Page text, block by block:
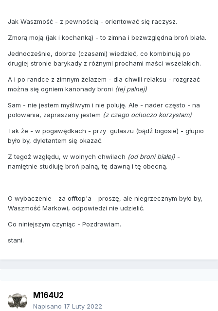
Jak Waszmość - z pewnością - orientować się raczysz.
Zmorą moją (jak i kochanką) - to zimna i bezwzględna broń biała.
Jednocześnie, dobrze (czasami) wiedzieć, co kombinują po
drugiej stronie barykady z różnymi prochami maści wszelakich.
A i po randce z zimnym żelazem - dla chwili relaksu - rozgrzać
można się ogniem kanonady broni (tej palnej)
Sam - nie jestem myśliwym i nie poluję. Ale - nader często - na
polowania, zapraszany jestem (z czego ochoczo korzystam)
Tak że - w pogawędkach - przy gulaszu (bądź bigosie) - głupio
było by, dyletantem się okazać.
Z tegoż względu, w wolnych chwilach (od broni białej) -
namiętnie studiuję broń palną, tę dawną i tę obecną.
O wybaczenie - za offtop'a - proszę, ale niegrzecznym było by,
Waszmość Markowi, odpowiedzi nie udzielić.
Co niniejszym czyniąc - Pozdrawiam.
stani.
M164U2
Napisano 17 Luty 2022